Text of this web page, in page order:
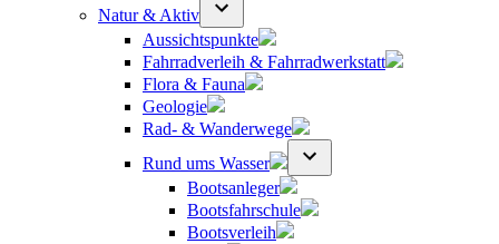
Natur & Aktiv
Aussichtspunkte
Fahrradverleih & Fahrradwerkstatt
Flora & Fauna
Geologie
Rad- & Wanderwege
Rund ums Wasser
Bootsanleger
Bootsfahrschule
Bootsverleih